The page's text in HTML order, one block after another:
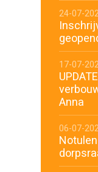
24-07-
17-07-
Anna
06-07-
Notulen